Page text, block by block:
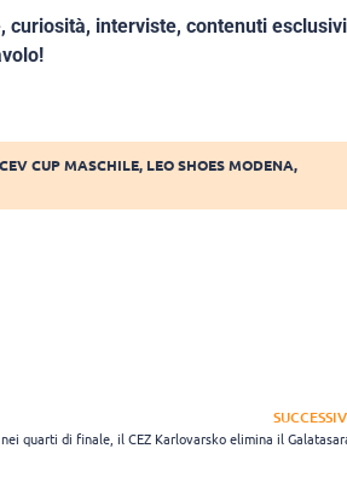
curiosità, interviste, contenuti
CEV CUP MASCHILE, LEO SHOES MODENA,
quarti di finale, il CEZ Karlovarsko elimina il